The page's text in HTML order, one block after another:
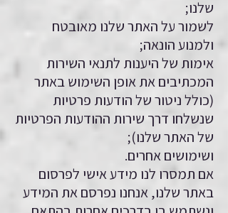
שלנו;
לשמור על האתר שלנו מאובטח
ולמנוע הונאה;
אימות של היענות לתנאי השירות
המכתיבים את אופן השימוש באתר
(כולל ניטור של הודעות פרטיות
שנשלחו דרך שירות ההודעות הפרטיות
של האתר שלנו);
ושימושים אחרים.
אם תמסרו לנו מידע אישי לפרסום
באתר שלנו, אנחנו נפרסם את המידע